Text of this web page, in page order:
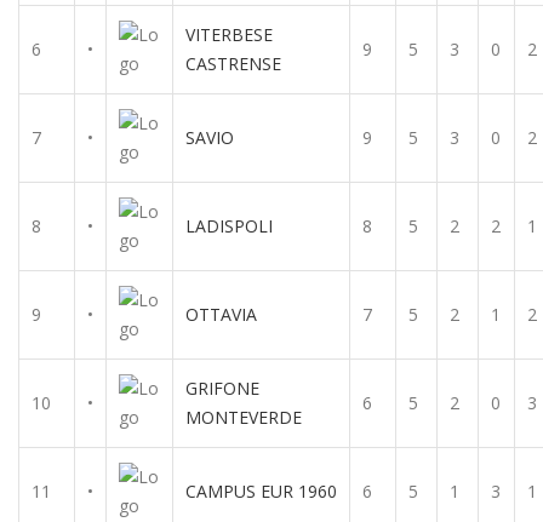
6 •
VITERBESE
CASTRENSE
9 5 3 0 2
7 • SAVIO 9 5 3 0 2
8 • LADISPOLI 8 5 2 2 1
9 • OTTAVIA 7 5 2 1 2
10 •
GRIFONE
MONTEVERDE
6 5 2 0 3
11 • CAMPUS EUR 1960 6 5 1 3 1